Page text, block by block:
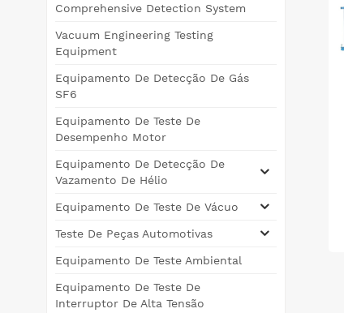
Comprehensive Detection System
Vacuum Engineering Testing
Equipment
Equipamento De Detecção De Gás
SF6
Equipamento De Teste De
Desempenho Motor
Equipamento De Detecção De
Vazamento De Hélio
Equipamento De Teste De Vácuo
Teste De Peças Automotivas
Equipamento De Teste Ambiental
Equipamento De Teste De
Interruptor De Alta Tensão